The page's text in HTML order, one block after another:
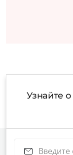
Узнайте